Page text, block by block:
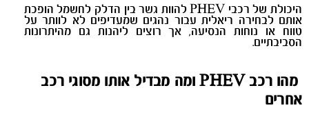
היכולת של רכבי
להוות גשר בין הדלק לחשמל הופכת
אותם לבחירה ריאלית עבור נהגים שמעדיפים לא לוותר על
טווח או נוחות הנסיעה, אך רוצים ליהנות גם מהיתרונות
הסביבתיים.
מהו רכב
ומה מבדיל אותו מסוגי רכב
אחרים